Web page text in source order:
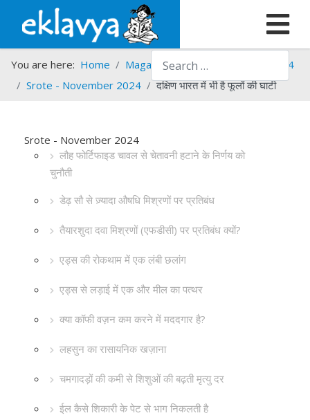
Search
You are here: Home Magazines Srote
Srote - 2024
Srote - November 2024
दक्षिण भारत में भी है फूलों की घाटी
Srote - November 2024
लौह फोर्टिफाइड चावल से चेतावनी हटाने के निर्णय को
चुनौती
डेढ़ सौ से ज़्यादा औषधि मिश्रणों पर प्रतिबंध
तैयारशुदा दवा मिश्रणों (एफडीसी) पर प्रतिबंध क्यों?
एड्स की रोकथाम में एक लंबी छलांग
एड्स से लड़ाई में एक और मील का पत्थर
क्या कॉफी वज़न कम करने में मददगार है?
लहसुन का रासायनिक खज़ाना
चमगादड़ों की कमी से शिशुओं की बढ़ती मृत्यु दर
ईल कैसे शिकारी के पेट से भाग निकलती है